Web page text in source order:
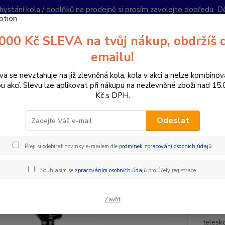
kola / doplňků na prodejně si prosím zavolejte dopředu.
Hledat
PO-
KS
SHOCK LEV REMOTE
SEDLOVKA
Kind
Kč SLEVA na tvůj nákup, obdržíš
emailu!
se nevztahuje na již zlevněná kola, kola v akci a nelze
akcí. Slevu lze aplikovat při nákupu na nezlevněné zboží nad
Kč s DPH.
Odeslat
Přeji si odebírat novinky e-mailem dle podmínek zpracování osobních údajů.
Souhlasím se zpracováním osobních údajůpro účely registrace.
Zavřít